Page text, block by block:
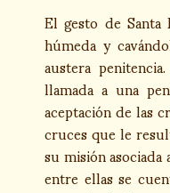
El gesto de
húmeda y
austera
llamada a una
aceptación de las
cruces que le
su misión
entre ellas se